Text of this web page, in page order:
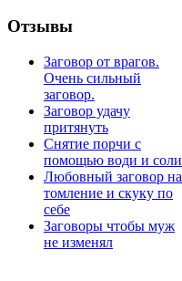
Отзывы
Заговор от врагов.
Очень сильный
заговор.
Заговор удачу
притянуть
Снятие порчи с
помощью води и соли
Любовный заговор на
томление и скуку по
себе
Заговоры чтобы муж
не изменял